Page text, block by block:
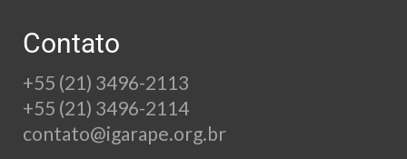
Contato
+55 (21) 3496-2113
+55 (21) 3496-2114
contato@igarape.org.br